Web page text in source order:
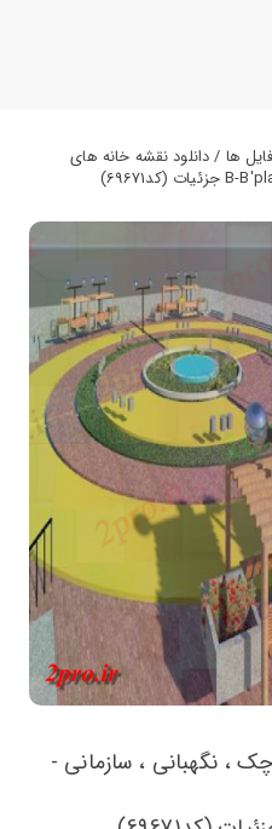
ها / دانلود نقشه خانه های
، نگهبانی ، سازمانی -